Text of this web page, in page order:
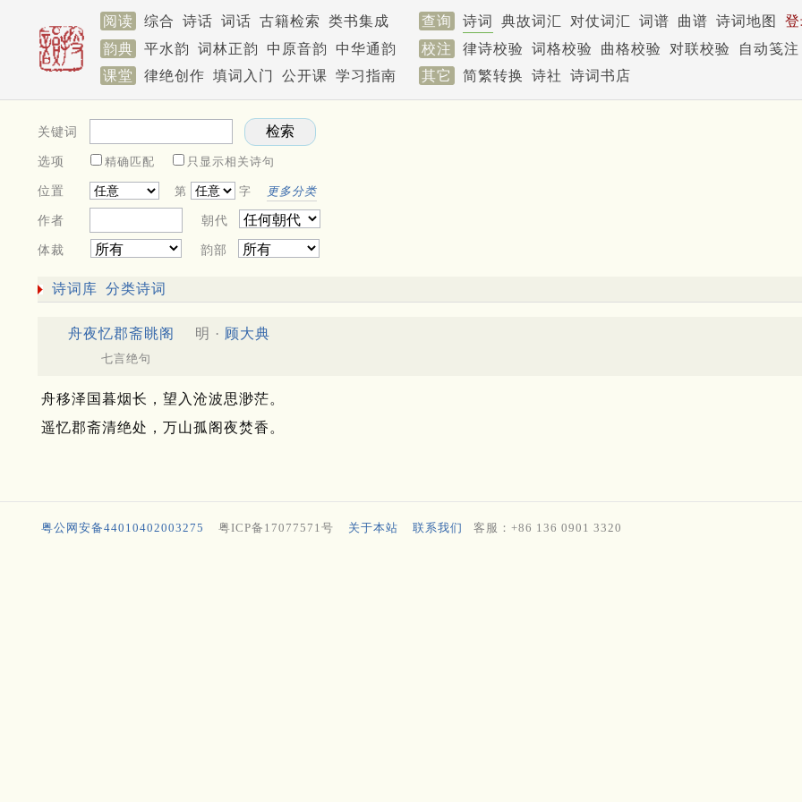
阅读 综合 诗话 词话 古籍检索 类书集成 查询 诗词 典故词汇 对仗词汇 词谱 曲谱 诗词地图
韵典
平水韵 词林正韵 中原音韵 中华通韵 校注 律诗校验 词格校验 曲格校验 对联校验
自动笺注
课堂
律绝创作 填词入门 公开课 学习指南 其它 简繁转换 诗社 诗词书店
关键词
选项 精确匹配 只显示相关诗句
位置 第 字 更多分类
作者 朝代
体裁 韵部
诗词库 分类诗词
舟夜忆郡斋眺阁 明 · 顾大典
七言绝句
舟移泽国暮烟长，望入沧波思渺茫。
遥忆郡斋清绝处，万山孤阁夜焚香。
粤公网安备44010402003275 粤ICP备17077571号 关于本站 联系我们 客服：+86 136 0901 3320